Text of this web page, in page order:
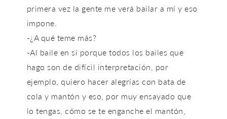
primera vez la gente me verá bailar a mí y eso
impone.
-¿A qué teme más?
-Al baile en sí porque todos los bailes que
hago son de difícil interpretación, por
ejemplo, quiero hacer alegrías con bata de
cola y mantón y eso, por muy ensayado que
lo tengas, cómo se te enganche el mantón,